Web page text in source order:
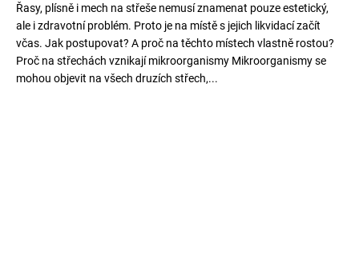
Řasy, plísně i mech na střeše nemusí znamenat pouze estetický,
ale i zdravotní problém. Proto je na místě s jejich likvidací začít
včas. Jak postupovat? A proč na těchto místech vlastně rostou?
Proč na střechách vznikají mikroorganismy Mikroorganismy se
mohou objevit na všech druzích střech,...